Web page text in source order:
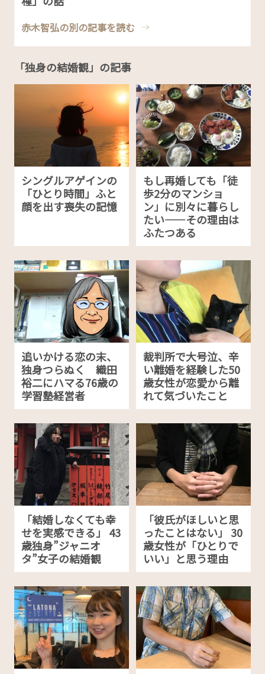
赤木智弘の別の記事を読む
「独身の結婚観」の記事
シングルアゲインの
「ひとり時間」ふと
顔を出す喪失の記憶
もし再婚しても「徒
歩2分のマンショ
ン」に別々に暮らし
たい——その理由は
ふたつある
追いかける恋の末、
独身つらぬく 織田
裕二にハマる76歳の
学習塾経営者
裁判所で大号泣、辛
い離婚を経験した50
歳女性が恋愛から離
れて気づいたこと
「結婚しなくても幸
せを実感できる」 43
歳独身”ジャニオ
タ”女子の結婚観
「彼氏がほしいと思
ったことはない」 30
歳女性が「ひとりで
いい」と思う理由